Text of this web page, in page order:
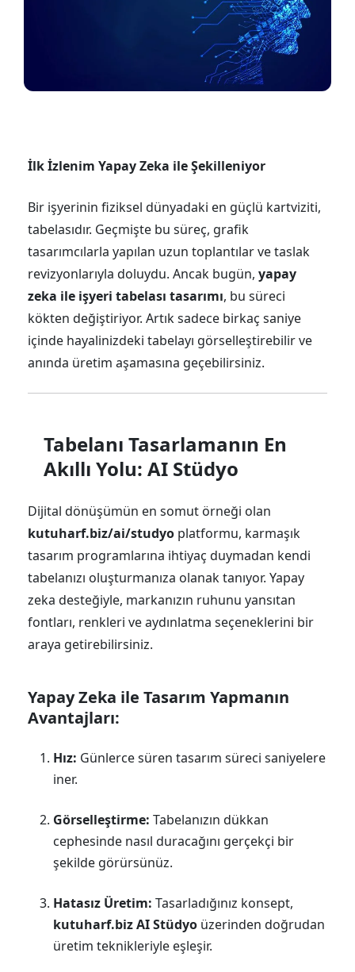
İlk İzlenim Yapay Zeka ile Şekilleniyor
Bir işyerinin fiziksel dünyadaki en güçlü kartviziti,
tabelasıdır. Geçmişte bu süreç, grafik
tasarımcılarla yapılan uzun toplantılar ve taslak
revizyonlarıyla doluydu. Ancak bugün, yapay
zeka ile işyeri tabelası tasarımı, bu süreci
kökten değiştiriyor. Artık sadece birkaç saniye
içinde hayalinizdeki tabelayı görselleştirebilir ve
anında üretim aşamasına geçebilirsiniz.
Tabelanı Tasarlamanın En
Akıllı Yolu: AI Stüdyo
Dijital dönüşümün en somut örneği olan
kutuharf.biz/ai/studyo platformu, karmaşık
tasarım programlarına ihtiyaç duymadan kendi
tabelanızı oluşturmanıza olanak tanıyor. Yapay
zeka desteğiyle, markanızın ruhunu yansıtan
fontları, renkleri ve aydınlatma seçeneklerini bir
araya getirebilirsiniz.
Yapay Zeka ile Tasarım Yapmanın
Avantajları:
Hız: Günlerce süren tasarım süreci saniyelere
iner.
Görselleştirme: Tabelanızın dükkan
cephesinde nasıl duracağını gerçekçi bir
şekilde görürsünüz.
Hatasız Üretim: Tasarladığınız konsept,
kutuharf.biz AI Stüdyo üzerinden doğrudan
üretim teknikleriyle eşleşir.